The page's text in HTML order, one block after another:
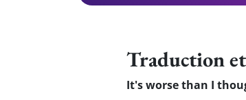
Traduction
It's worse than I